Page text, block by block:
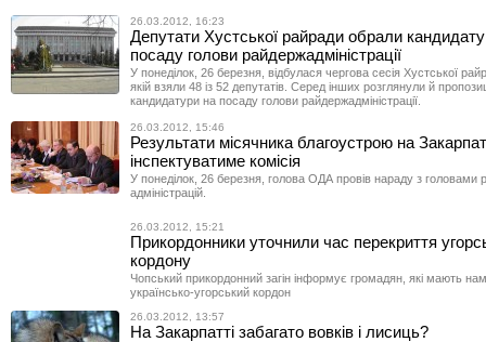
26.03.2012, 16:23
Депутати Хустської райради обрали
посаду голови райдержадміністрації
У понеділок, 26 березня, відбулася чергова сесія Хустської
якій взяли 48 із 52 депутатів. Серед інших розглянули й
кандидатури на посаду голови райдержадміністрації.
26.03.2012, 15:46
Результати місячника благоустрою на
інспектуватиме комісія
У понеділок, 26 березня, голова ОДА провів нараду з головами
адміністрацій.
26.03.2012, 15:21
Прикордонники уточнили час перекриття
кордону
Чопський прикордонний загін інформує громадян, які мають
українсько-угорський кордон
26.03.2012, 13:57
На Закарпатті забагато вовків і лисиць?